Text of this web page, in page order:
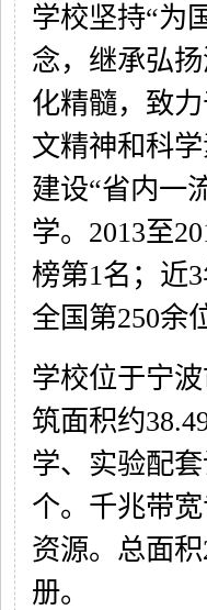
学校坚持“为
念，继承弘
化精髓，致
文精神和科
建设“省内一
学。2013至
榜第1名；近
全国第250余
学校位于宁
筑面积约
学、实验配
个。千兆带
资源。总面
册。